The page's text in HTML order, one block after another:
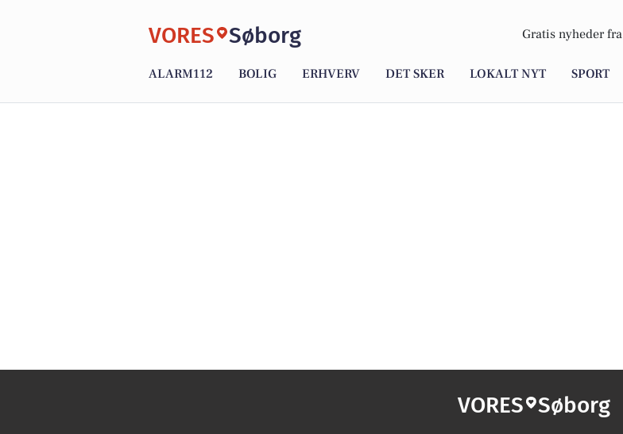
VORES Søborg Gratis nyheder fra
ALARM112 BOLIG ERHVERV DET SKER LOKALT NYT SPORT
VORES Søborg